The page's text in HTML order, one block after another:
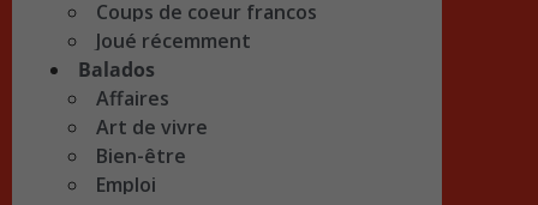
Coups de coeur francos
Joué récemment
Balados
Affaires
Art de vivre
Bien-être
Emploi